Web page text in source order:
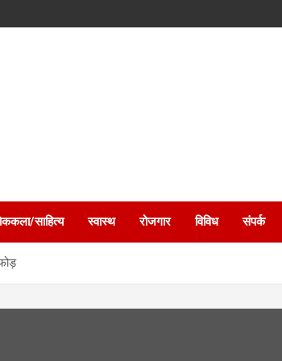
साहित्य स्वास्थ रोजगार विविध संपर्क